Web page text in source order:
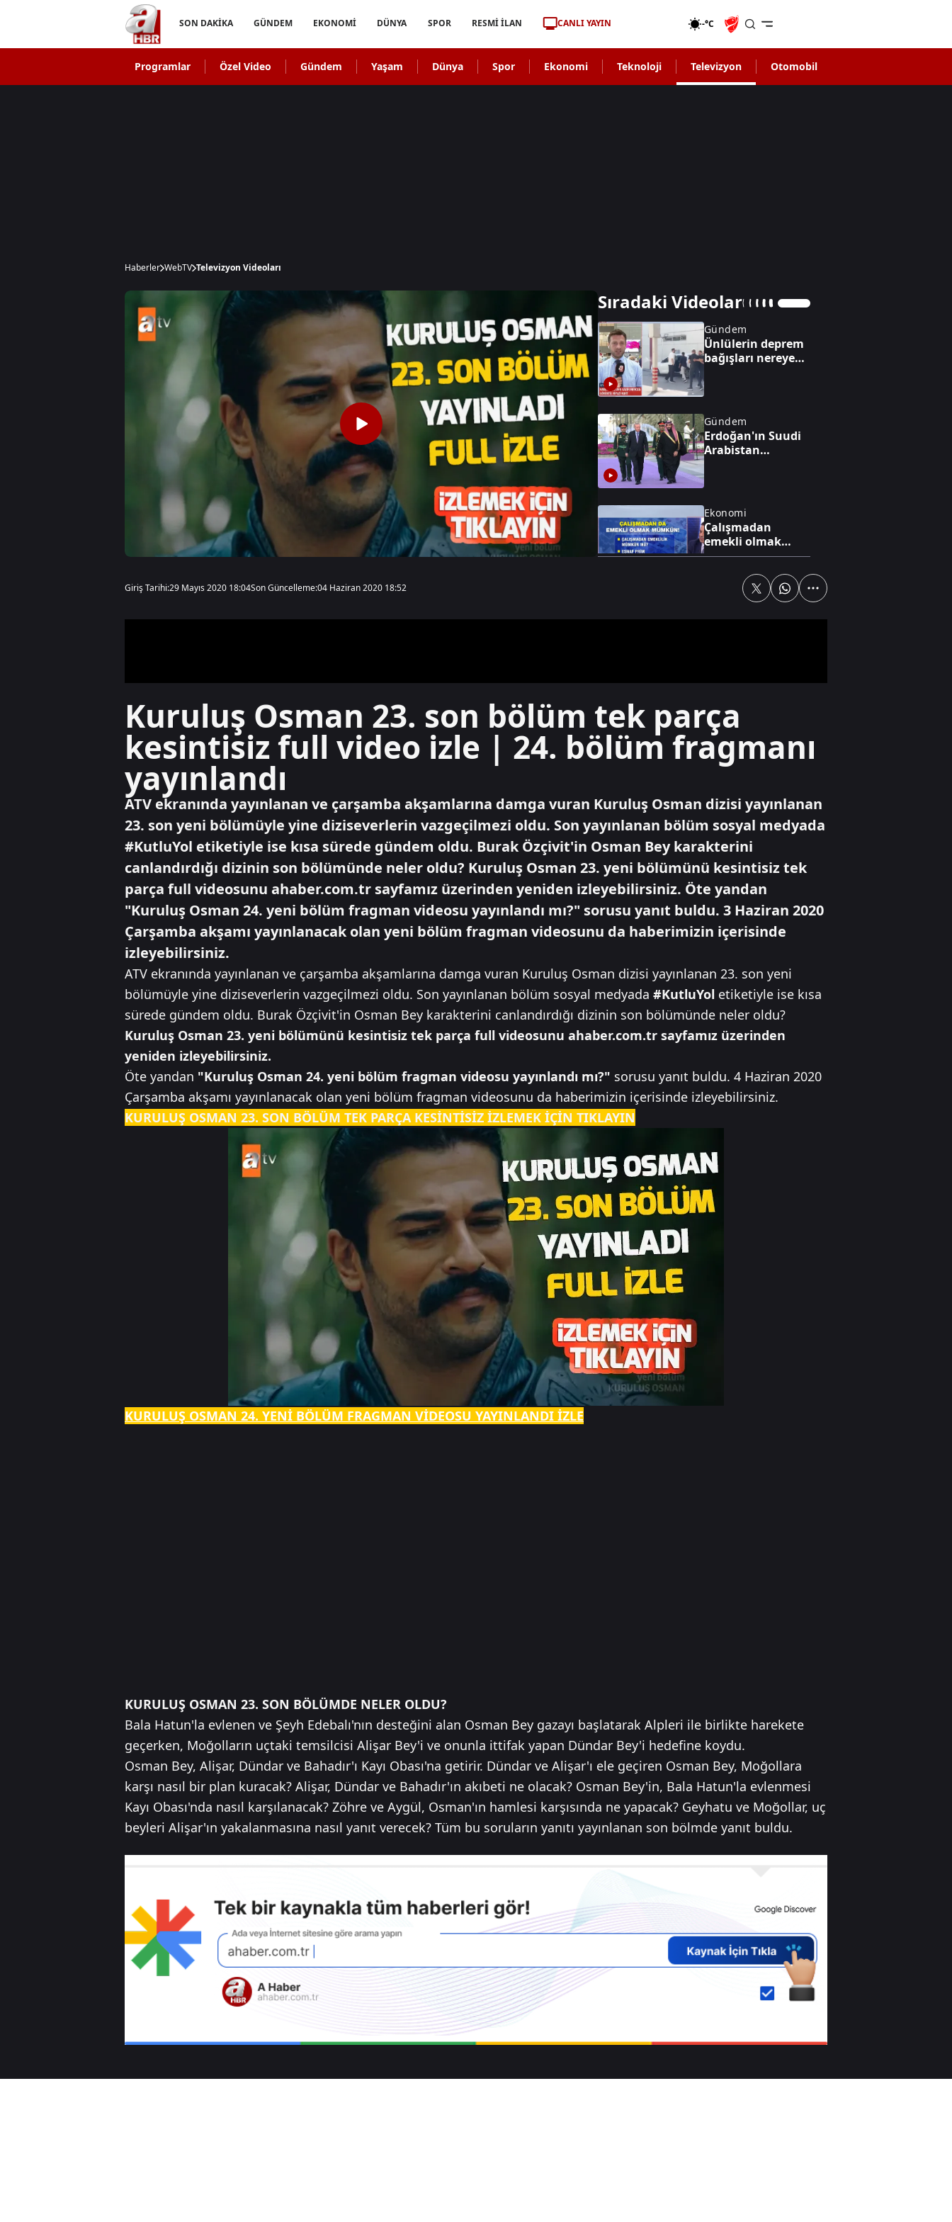
SON DAKİKA GÜNDEM EKONOMİ DÜNYA SPOR RESMİ İLAN CANLI YAYIN -°C
Programlar Özel Video Gündem Yaşam Dünya Spor Ekonomi Teknoloji Televizyon Otomobil
Haberler WebTV Televizyon Videoları
Sıradaki Videolar
Gündem
Ünlülerin deprem
bağışları nereye
Gündem
Erdoğan'ın Suudi
Arabistan
Ekonomi
Çalışmadan
emekli olmak
mümkün mü?
12 maddelik yasa
Türkiye kavurucu
sıcakların
pençesinde
"O ne bilema bir
Giriş Tarihi:29 Mayıs 2020 18:04Son Güncelleme:04 Haziran 2020 18:52
Kuruluş Osman 23. son bölüm tek parça
kesintisiz full video izle | 24. bölüm fragmanı
yayınlandı
ATV ekranında yayınlanan ve çarşamba akşamlarına damga vuran Kuruluş Osman dizisi yayınlanan
23. son yeni bölümüyle yine diziseverlerin vazgeçilmezi oldu. Son yayınlanan bölüm sosyal medyada
#KutluYol etiketiyle ise kısa sürede gündem oldu. Burak Özçivit'in Osman Bey karakterini
canlandırdığı dizinin son bölümünde neler oldu? Kuruluş Osman 23. yeni bölümünü kesintisiz tek
parça full videosunu ahaber.com.tr sayfamız üzerinden yeniden izleyebilirsiniz. Öte yandan
"Kuruluş Osman 24. yeni bölüm fragman videosu yayınlandı mı?" sorusu yanıt buldu. 3 Haziran 2020
Çarşamba akşamı yayınlanacak olan yeni bölüm fragman videosunu da haberimizin içerisinde
izleyebilirsiniz.
ATV ekranında yayınlanan ve çarşamba akşamlarına damga vuran Kuruluş Osman dizisi yayınlanan 23. son yeni
bölümüyle yine diziseverlerin vazgeçilmezi oldu. Son yayınlanan bölüm sosyal medyada #KutluYol etiketiyle ise kısa
sürede gündem oldu. Burak Özçivit'in Osman Bey karakterini canlandırdığı dizinin son bölümünde neler oldu?
Kuruluş Osman 23. yeni bölümünü kesintisiz tek parça full videosunu ahaber.com.tr sayfamız üzerinden
yeniden izleyebilirsiniz.
Öte yandan "Kuruluş Osman 24. yeni bölüm fragman videosu yayınlandı mı?" sorusu yanıt buldu. 4 Haziran 2020
Çarşamba akşamı yayınlanacak olan yeni bölüm fragman videosunu da haberimizin içerisinde izleyebilirsiniz.
KURULUŞ OSMAN 23. SON BÖLÜM TEK PARÇA KESİNTİSİZ İZLEMEK İÇİN TIKLAYIN
KURULUŞ OSMAN 24. YENİ BÖLÜM FRAGMAN VİDEOSU YAYINLANDI İZLE
KURULUŞ OSMAN 23. SON BÖLÜMDE NELER OLDU?
Bala Hatun'la evlenen ve Şeyh Edebalı'nın desteğini alan Osman Bey gazayı başlatarak Alpleri ile birlikte harekete
geçerken, Moğolların uçtaki temsilcisi Alişar Bey'i ve onunla ittifak yapan Dündar Bey'i hedefine koydu.
Osman Bey, Alişar, Dündar ve Bahadır'ı Kayı Obası'na getirir. Dündar ve Alişar'ı ele geçiren Osman Bey, Moğollara
karşı nasıl bir plan kuracak? Alişar, Dündar ve Bahadır'ın akıbeti ne olacak? Osman Bey'in, Bala Hatun'la evlenmesi
Kayı Obası'nda nasıl karşılanacak? Zöhre ve Aygül, Osman'ın hamlesi karşısında ne yapacak? Geyhatu ve Moğollar, uç
beyleri Alişar'ın yakalanmasına nasıl yanıt verecek? Tüm bu soruların yanıtı yayınlanan son bölmde yanıt buldu.